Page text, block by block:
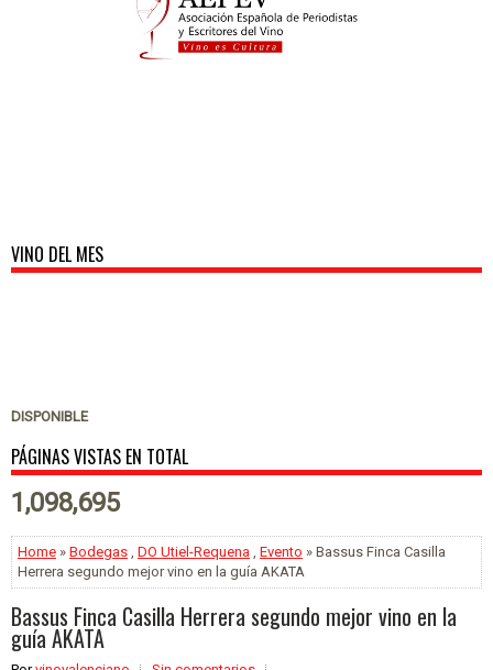
VINO DEL MES
DISPONIBLE
PÁGINAS VISTAS EN TOTAL
1,098,695
Home » Bodegas DO Utiel-Requena Evento » Bassus Finca Casilla
Herrera segundo mejor vino en la guía AKATA
Bassus Finca Casilla Herrera segundo mejor vino en la
guía AKATA